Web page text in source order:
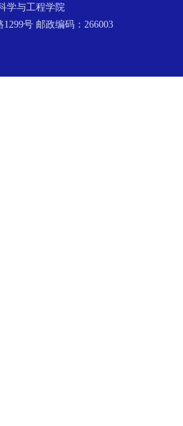
学与工程学院
号 邮政编码：266003